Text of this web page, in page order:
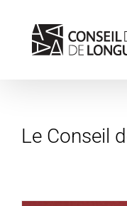
content
Le Conseil